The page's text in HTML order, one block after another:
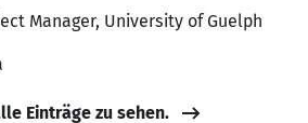
Manager, University of Guelph
Einträge zu sehen.